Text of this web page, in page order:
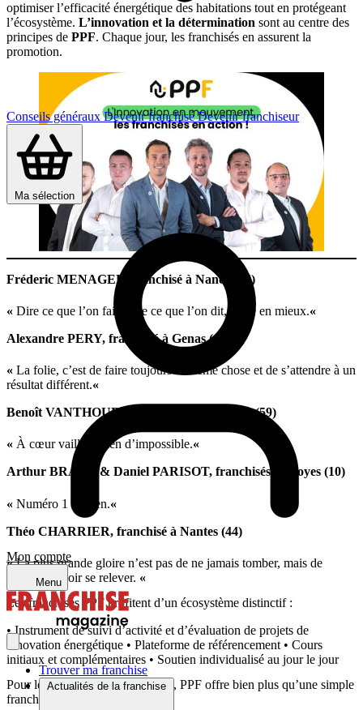
Conseils générauxDevenir franchiséDevenir franchiseur
Ma sélection
Mon compte
Menu
Trouver ma franchise
Actualités de la franchise
optimiser l’efficacité énergétique des habitations tout en protégeant
l’écosystème. L’innovation et la détermination sont au centre des
principes de PPF. Chaque jour, les franchisés en assurent la
promotion.
Fréderic MENAGER, franchisé à Nancy (54)
« Dire ce que l’on fait, faire ce que l’on dit, voire en mieux.«
Alexandre PERY, franchisé à Genas (69)
« La folie, c’est de faire toujours la même chose et de s’attendre à un
résultat différent.«
Benoît VANTHOURNOUT, franchisé à Lille (59)
« À cœur vaillant, rien d’impossible.«
Arthur BRAGA & Daniel PARISOT, franchisés à Troyes (10)
« Numéro 1 ou rien.«
Théo CHARRIER, franchisé à Nantes (44)
«La plus grande gloire n’est pas de ne jamais tomber, mais de
toujours savoir se relever. «
Les franchisés PPF profitent d’un écosystème distinctif :
• Instrument de suivi d’activité et d’évaluation de projets de
rénovation énergétique • Plateforme de référencement • Cours
initiaux et complémentaires • Soutien individualisé au jour le jour
Pour les entrepreneurs ambitieux, PPF offre bien plus qu’une simple
franchise